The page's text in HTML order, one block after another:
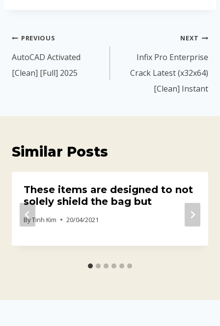
PREVIOUS
AutoCAD Activated
[Clean] [Full] 2025
NEXT
Infix Pro Enterprise
Crack Latest (x32x64)
[Clean] Instant
Similar Posts
These items are designed to not
solely shield the bag but
ByTinh Kim 20/04/2021